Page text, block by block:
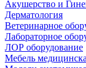
Акушерство и
Дерматология
Ветеринарное
Лабораторное
ЛОР оборудование
Мебель